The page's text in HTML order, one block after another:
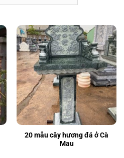
20 mẫu cây hương đá ở Cà
Mau